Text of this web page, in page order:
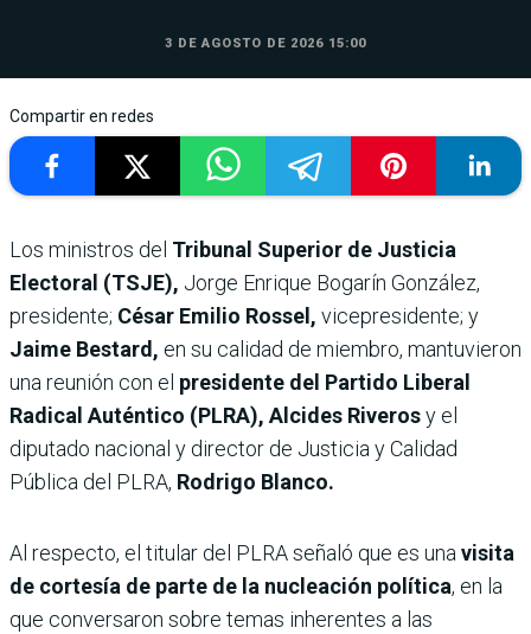
3 DE AGOSTO DE 2026 15:00
Compartir en redes
Los ministros del Tribunal Superior de Justicia
Electoral (TSJE), Jorge Enrique Bogarín González,
presidente; César Emilio Rossel, vicepresidente; y
Jaime Bestard, en su calidad de miembro, mantuvieron
una reunión con el presidente del Partido Liberal
Radical Auténtico (PLRA), Alcides Riverosy el
diputado nacional y director de Justicia y Calidad
Pública del PLRA, Rodrigo Blanco.
Al respecto, el titular del PLRA señaló que es unavisita
de cortesía de parte de la nucleación política, en la
que conversaron sobre temas inherentes a las